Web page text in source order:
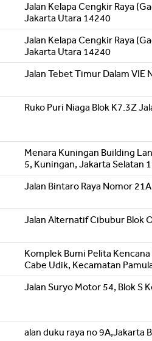
Jalan Kelapa Cengkir Raya
Jakarta Utara 14240
Jalan Kelapa Cengkir Raya
Jakarta Utara 14240
Jalan Tebet Timur Dalam VIE
Ruko Puri Niaga Blok K7.3Z
Menara Kuningan Building
5, Kuningan, Jakarta Selatan
Jalan Bintaro Raya Nomor
Jalan Alternatif Cibubur Blok
Komplek Bumi Pelita
Cabe Udik, Kecamatan
Jalan Suryo Motor 54, Blok S
alan duku raya no 9A,Jakarta